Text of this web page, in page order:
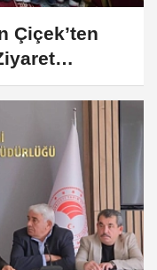
Çiçek’ten